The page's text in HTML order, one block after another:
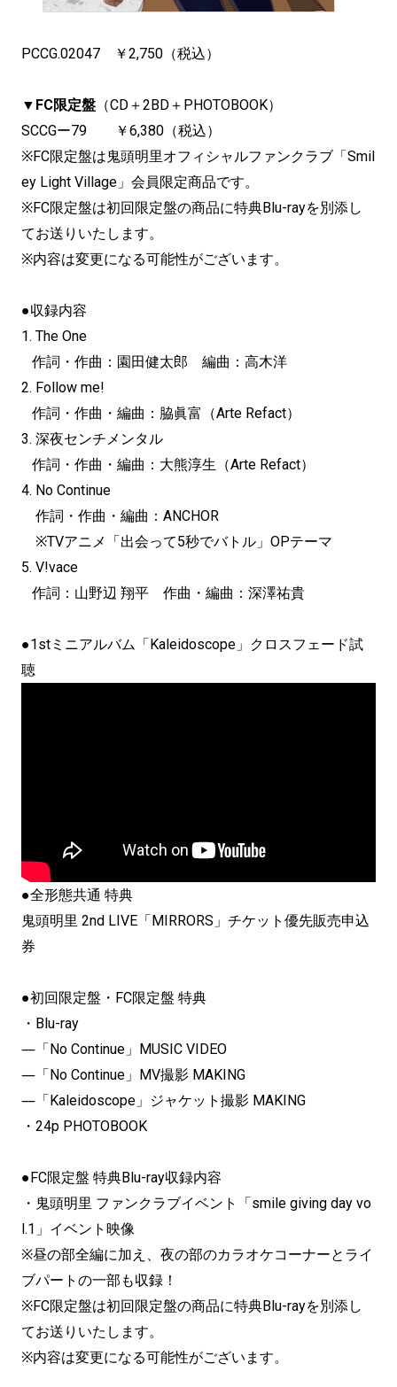
PCCG.02047 ￥2,750（税込）
▼FC限定盤 （CD＋2BD＋PHOTOBOOK）
SCCGー79 ￥6,380（税込）
※FC限定盤は鬼頭明里オフィシャルファンクラブ「Smil
ey Light Village」会員限定商品です。
※FC限定盤は初回限定盤の商品に特典Blu-rayを別添し
てお送りいたします。
※内容は変更になる可能性がございます。
●収録内容
1. The One
作詞・作曲：園田健太郎 編曲：高木洋
2. Follow me!
作詞・作曲・編曲：脇眞富（Arte Refact）
3. 深夜センチメンタル
作詞・作曲・編曲：大熊淳生（Arte Refact）
4. No Continue
作詞・作曲・編曲：ANCHOR
※TVアニメ「出会って5秒でバトル」OPテーマ
5. V!vace
作詞：山野辺 翔平 作曲・編曲：深澤祐貴
●1st ミニアルバム「 Kaleidoscope 」 クロスフェード試
聴
●全形態共通 特典
鬼頭明里 2nd LIVE「MIRRORS」チケット優先販売申込
券
●初回限定盤・FC限定盤 特典
・Blu-ray
―「No Continue」MUSIC VIDEO
―「No Continue」MV撮影 MAKING
―「Kaleidoscope」ジャケット撮影 MAKING
・24p PHOTOBOOK
●FC限定盤 特典Blu-ray収録内容
・鬼頭明里 ファンクラブイベント「smile giving day vo
l.1」イベント映像
※昼の部全編に加え、夜の部のカラオケコーナーとライ
ブパートの一部も収録！
※FC限定盤は初回限定盤の商品に特典Blu-rayを別添し
てお送りいたします。
※内容は変更になる可能性がございます。